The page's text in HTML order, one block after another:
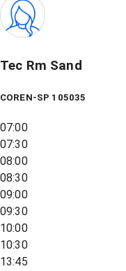
Tec Rm Sand
COREN-SP 105035
07:00
07:30
08:00
08:30
09:00
09:30
10:00
10:30
13:45